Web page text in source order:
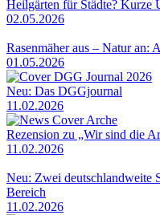
Heilgärten für Städte? Kurze
02.05.2026
Rasenmäher aus – Natur
01.05.2026
Neu: Das DGGjournal
11.02.2026
Rezension zu „Wir sind die
11.02.2026
Neu: Zwei deutschlandweite
Bereich
11.02.2026